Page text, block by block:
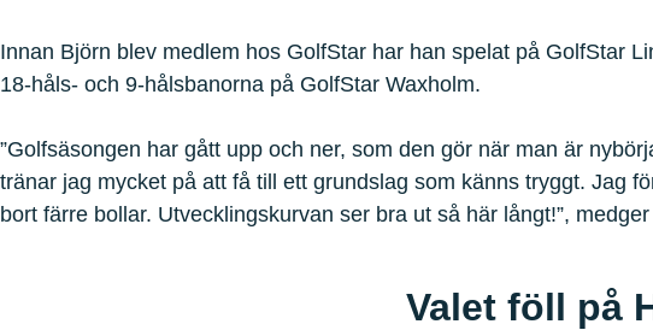
Innan Björn blev medlem hos GolfStar har han spelat på GolfStar
18-håls- och 9-hålsbanorna på GolfStar Waxholm.
”Golfsäsongen har gått upp och ner, som den gör när man är
tränar jag mycket på att få till ett grundslag som känns tryggt. Jag
bort färre bollar. Utvecklingskurvan ser bra ut så här långt!”,
Valet föll på